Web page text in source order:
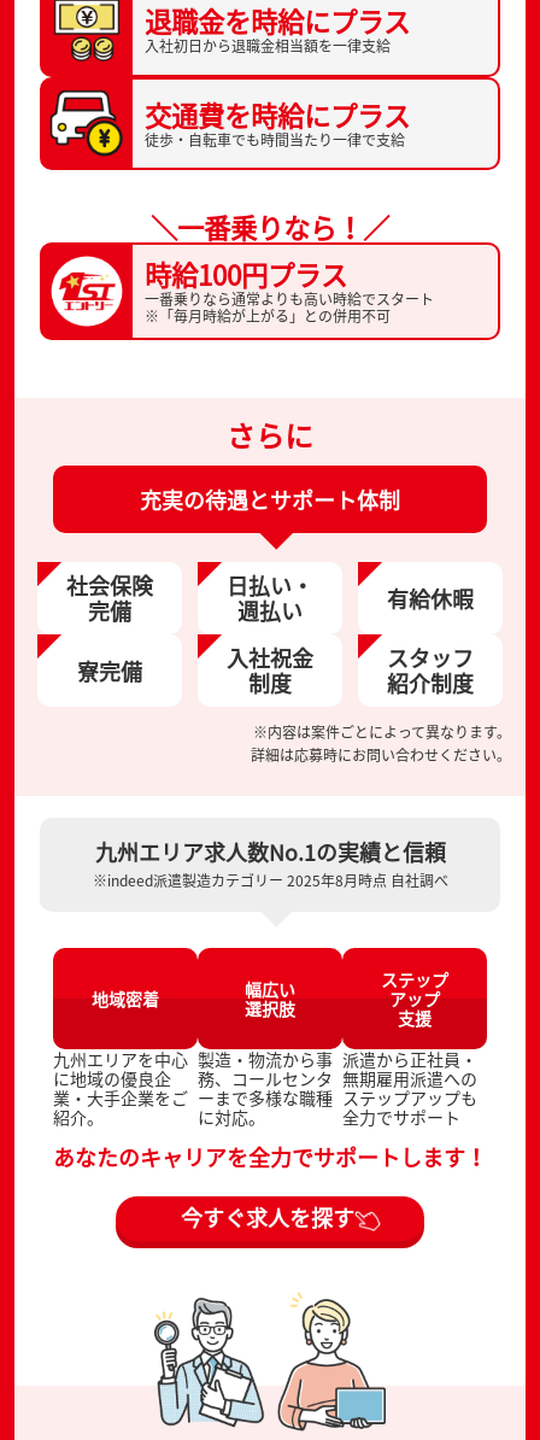
退職金を時給にプラス
入社初日から退職金相当額を一律支給
交通費を時給にプラス
徒歩・自転車でも時間当たり一律で支給
＼一番乗りなら！／
時給100円プラス
一番乗りなら通常よりも高い時給でスタート
※「毎月時給が上がる」との併用不可
さらに
充実の待遇とサポート体制
社会保険
完備
日払い・
週払い 有給休暇
寮完備 入社祝金
制度
スタッフ
紹介制度
※内容は案件ごとによって異なります。
詳細は応募時にお問い合わせください。
九州エリア求人数No.1の実績と信頼
※indeed派遣製造カテゴリー 2025年8月時点 自社調べ
地域密着
九州エリアを中心
に地域の優良企
業・大手企業をご
紹介。
幅広い
選択肢
製造・物流から事
務、コールセンタ
ーまで多様な職種
に対応。
ステップ
アップ
支援
派遣から正社員・
無期雇用派遣への
ステップアップも
全力でサポート
あなたのキャリアを全力でサポートします！
今すぐ求人を探す